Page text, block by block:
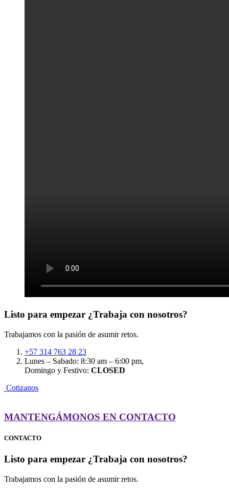
Listo para empezar ¿Trabaja con nosotros?
Trabajamos con la pasión de asumir retos.
+57 314 763 28 23
Lunes – Sabado: 8:30 am – 6:00 pm,
Domingo y Festivo: CLOSED
Cotizanos
MANTENGÁMONOS EN CONTACTO
CONTACTO
Listo para empezar ¿Trabaja con nosotros?
Trabajamos con la pasión de asumir retos.